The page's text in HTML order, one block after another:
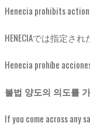
Henecia prohibits
HENECIAでは指定さ
Henecia prohíbe
불법 양도의 의도를
If you come across any